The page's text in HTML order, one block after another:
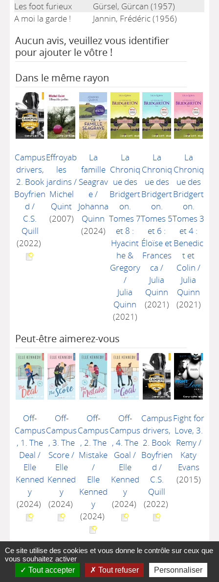
Les foot furieux
Gürsel, Gürcan (1957)
A moi la garde !
Jannin, Frédéric (1956)
Aucun avis, veuillez vous identifier
pour ajouter le vôtre !
Dans le même rayon
Campus
drivers,
2. Book
Boyfrien
d /
C.S.
Quill
(2022)
Effroyab
les
jardins /
Michel
Quint
(2007)
La
famille
Seagrav
e/
Johanna
Quinn
(2024)
La
Chroniq
ue des
Bridgert
on.
Tomes 7
et 8 :
Hyacint
he &
Gregory
/
Julia
Quinn
(2021)
La
Chroniq
ue des
Bridgert
on.
Tomes 5
et 6 :
Éloïse et
Frances
ca /
Julia
Quinn
(2021)
La
Chroniq
ue des
Bridgert
on.
Tomes 3
et 4 :
Benedic
t et
Colin /
Julia
Quinn
(2021)
Peut-être aimerez-vous
Off-
Campus
, 1. The
Deal /
Elle
Kenned
y
(2024)
Off-
Campus
, 3. The
Score/
Elle
Kenned
y
(2024)
Off-
Campus
, 2. The
Mistake
/
Elle
Kenned
y
(2024)
Off-
Campus
, 4. The
Goal /
Elle
Kenned
y
(2024)
Campus
drivers,
2. Book
Boyfrien
d /
C.S.
Quill
(2022)
Fight for
Love, 3.
Remy/
Katy
Evans
(2015)
A- A A+
Ce site utilise des cookies et vous donne le contrôle sur ceux que
vous souhaitez activer
Tout accepter
Tout refuser Personnaliser